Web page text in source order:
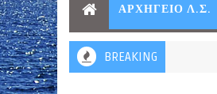
ΑΡΧΗΓΕΙΟ Λ.Σ.
BREAKING